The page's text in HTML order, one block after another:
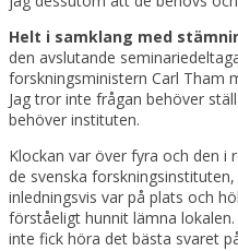
Helt i samklang med
den avslutande
forskningsministern Carl Tham
Jag tror inte frågan behöver
behöver instituten.
Klockan var över fyra och den i
de svenska
inledningsvis var på plats och
förståeligt hunnit lämna
inte fick höra det bästa svaret